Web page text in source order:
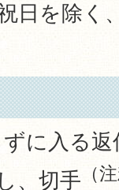
日を除く
に入る返
、切手 （